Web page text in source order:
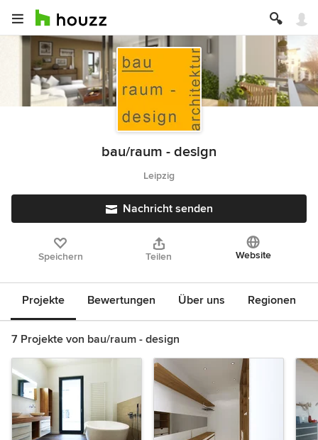
bau/raum - design
Leipzig
Nachricht senden
Speichern Teilen Website
Projekte Bewertungen Über uns Regionen
7 Projekte von bau/raum - design